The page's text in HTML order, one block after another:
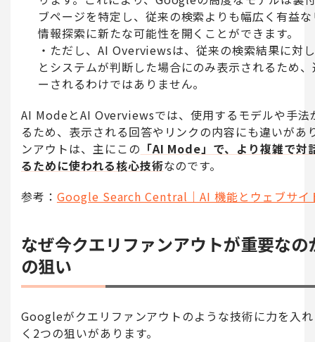
ブページを特定し、従来の検索よりも幅広く有益
情報探索に新たな可能性を開くことができます。
ただし、AI Overviewsは、従来の検索結果に対
とシステムが判断した場合にのみ表示されるため
ーされるわけではありません。
AI ModeとAI Overviewsでは、使用するモデルや手法
るため、表示される回答やリンクの内容にも違いがあ
ンアウトは、主にこの 「AI Mode」で、より複雑で対
るために使われる核心技術なのです。
参考： Google Search Central｜AI 機能とウェブサイ
なぜ今クエリファンアウトが重要な
の狙い
Googleがクエリファンアウトのような技術に力を入
く2つの狙いがあります。